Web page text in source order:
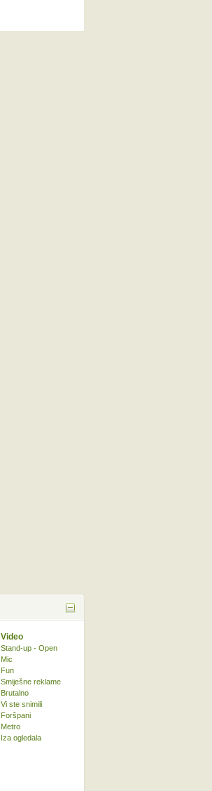
Video
Stand-up - Open
Mic
Fun
Smiješne reklame
Brutalno
Vi ste snimili
Foršpani
Metro
Iza ogledala